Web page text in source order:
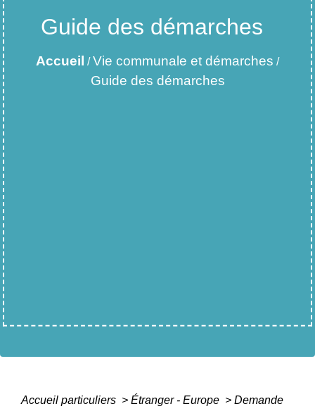
Guide des démarches
Accueil /Vie communale et démarches /
Guide des démarches
Accueil particuliers > Étranger - Europe > Demande